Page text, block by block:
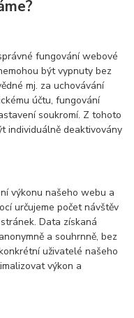
fungování webové
být vypnuty bez
mj. za uchovávání
účtu, fungování
soukromí. Z tohoto
individuálně deaktivovány
výkonu našeho webu a
určujeme počet návštěv
Data získaná
a souhrnně, bez
uživatelé našeho
výkon a